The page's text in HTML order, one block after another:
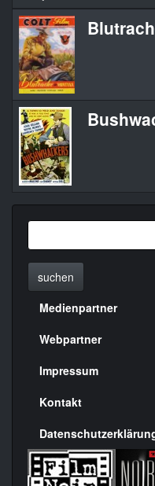
suchen
Menülinks
rechte
Seite
Medienpartner
Webpartner
Impressum
Kontakt